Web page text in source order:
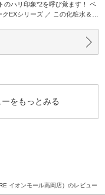
のハリ印象*2を呼び覚ます！ ベ
シリーズ ／ この化粧水＆乳
をもっとみる
イオンモール高岡店）のレビュー